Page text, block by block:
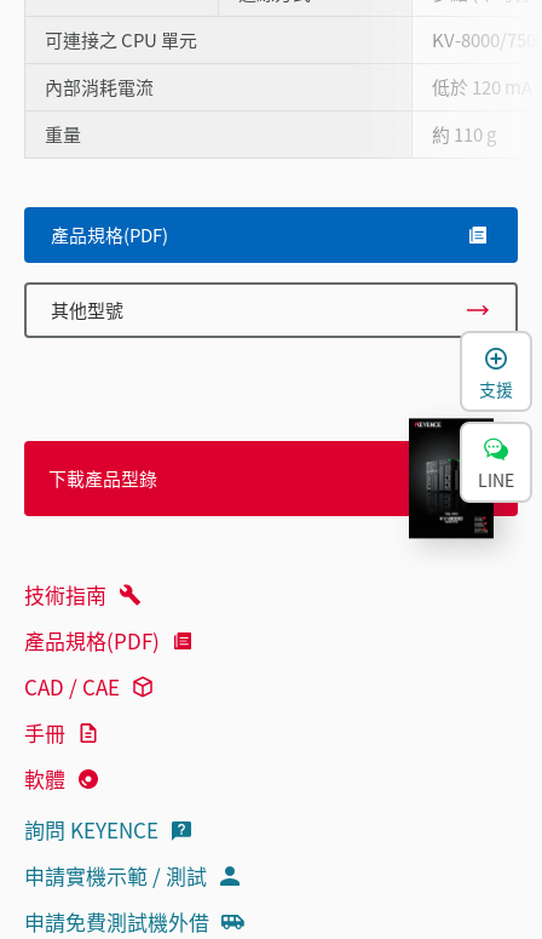
可連接之 CPU 單元
KV-8000/
內部消耗電流
低於 120 mA
重量
約 110 g
產品規格(PDF)
其他型號
下載產品型錄
技術指南
產品規格(PDF)
CAD / CAE
手冊
軟體
詢問 KEYENCE
申請實機示範 / 測試
申請免費測試機外借
支援
LINE